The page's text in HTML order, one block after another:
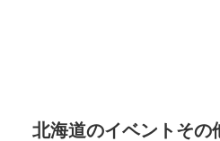
北海道のイベントその